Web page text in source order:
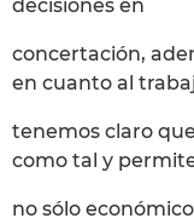
decisiones en
concertación,
en cuanto al
tenemos claro
como tal y
no sólo